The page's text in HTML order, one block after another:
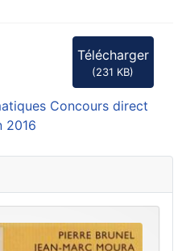
Télécharger
(231 KB)